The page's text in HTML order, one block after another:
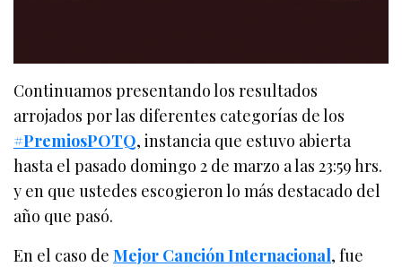
Continuamos presentando los resultados
arrojados por las diferentes categorías de los
#PremiosPOTQ, instancia que estuvo abierta
hasta el pasado domingo 2 de marzo a las 23:59 hrs.
y en que ustedes escogieron lo más destacado del
año que pasó.
En el caso deMejor Canción Internacional, fue